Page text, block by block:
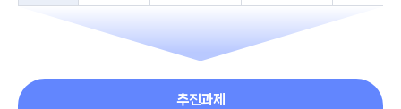
추진과제